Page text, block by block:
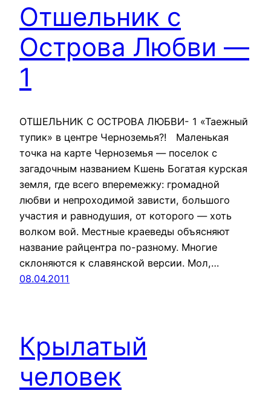
Отшельник с
Острова Любви —
1
ОТШЕЛЬНИК С ОСТРОВА ЛЮБВИ- 1 «Таежный
тупик» в центре Черноземья?! Маленькая
точка на карте Черноземья — поселок с
загадочным названием Кшень Богатая курская
земля, где всего вперемежку: громадной
любви и непроходимой зависти, большого
участия и равнодушия, от которого — хоть
волком вой. Местные краеведы объясняют
название райцентра по-разному. Многие
склоняются к славянской версии. Мол,…
08.04.2011
Крылатый
человек